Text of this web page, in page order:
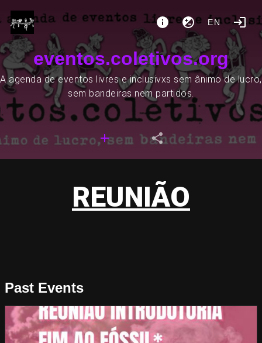
EN
eventos.coletivos.org
A agenda de eventos livres e inclusivxs sem ânimo de lucro,
sem bandeiras nem partidos.
REUNIÃO
Past Events